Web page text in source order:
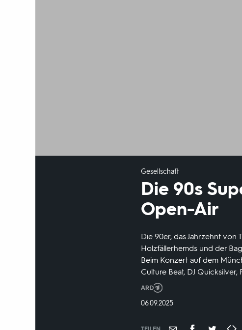
Gesellschaft
Die 90s
Open-Air
Die 90er, das Jahrzehnt
Holzfällerhemds und der
Beim Konzert auf dem
Culture Beat, DJ
Produktionsland
und
DATUM:
06.09.2025